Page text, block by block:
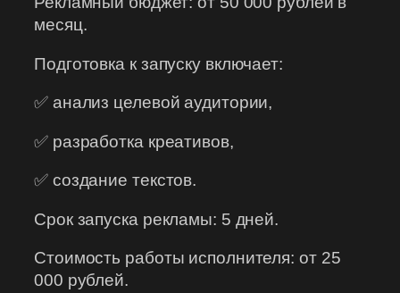
месяц.
Подготовка к запуску включает:
✅ анализ целевой аудитории,
✅ разработка креативов,
✅ создание текстов.
Срок запуска рекламы: 5 дней.
Стоимость работы исполнителя: от 25
000 рублей.